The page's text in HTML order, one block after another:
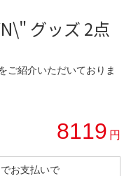
グッズ 2点
ご紹介いただいておりま
8119 円
お支払いで